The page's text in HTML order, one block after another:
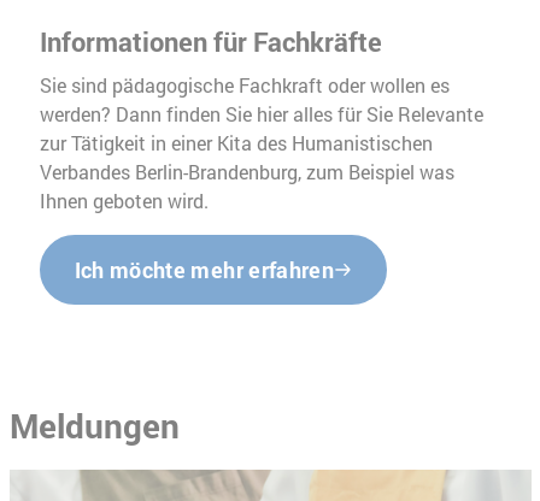
Informationen für Fachkräfte
Sie sind pädagogische Fachkraft oder wollen es
werden? Dann finden Sie hier alles für Sie Relevante
zur Tätigkeit in einer Kita des Humanistischen
Verbandes Berlin-Brandenburg, zum Beispiel was
Ihnen geboten wird.
Ich möchte mehr erfahren
Meldungen